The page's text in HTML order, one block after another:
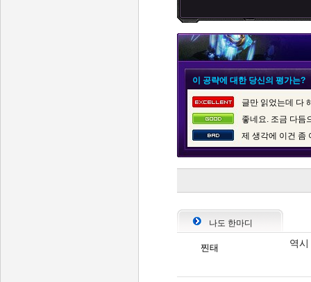
이 공략에 대한 당신의 평가는?
글만 읽었는데 다
좋네요. 조금 다듬
제 생각에 이건 좀
나도 한마디
찐태 역